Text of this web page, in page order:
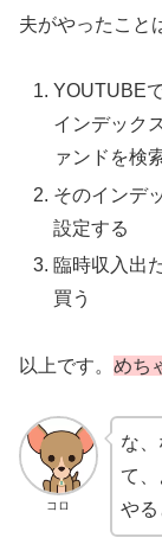
夫がやったこと
YOUTUBE
インデック
ァンドを検
そのインデ
設定する
臨時収入出
買う
以上です。 めち
コロ
な
て
やる